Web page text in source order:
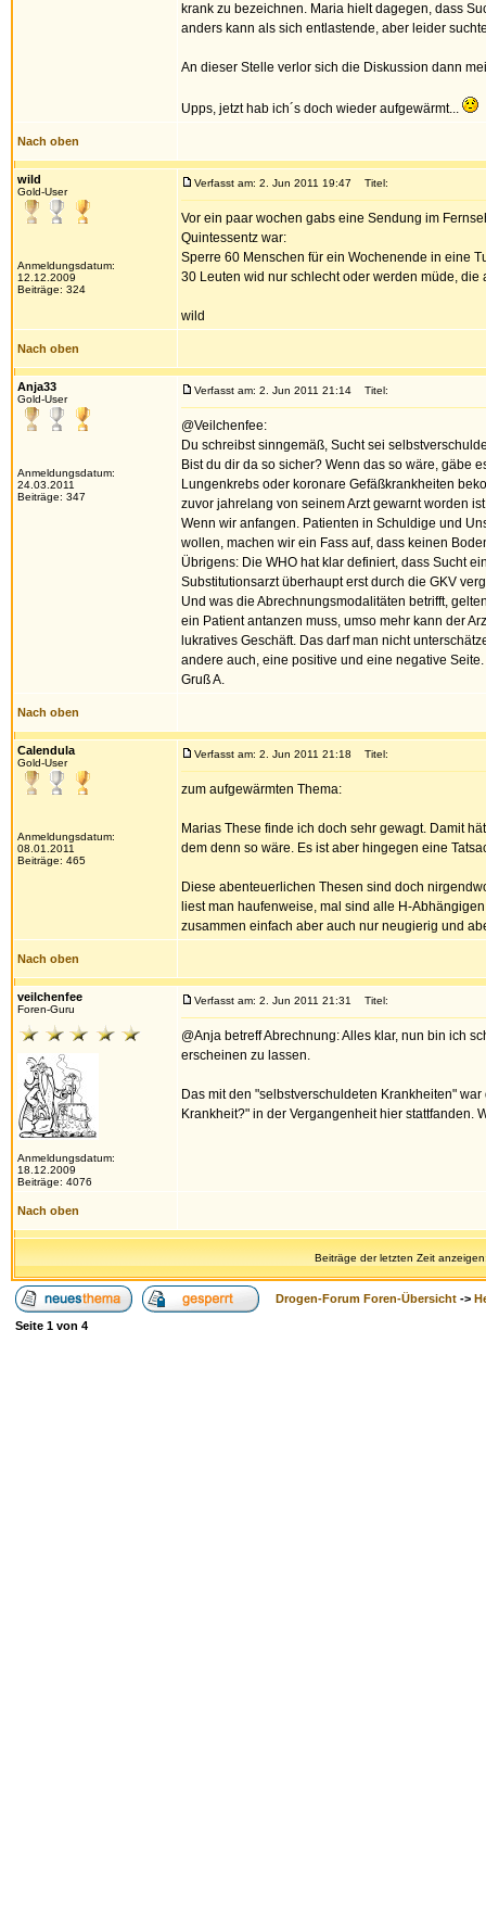
krank zu bezeichnen. Maria hielt dagegen, dass
anders kann als sich entlastende, aber leider
An dieser Stelle verlor sich die Diskussion dann
Upps, jetzt hab ich´s doch wieder aufgewärmt...
Nach oben
wild
Gold-User
Anmeldungsdatum:
12.12.2009
Beiträge: 324
Verfasst am: 2. Jun 2011 19:47 Titel:
Vor ein paar wochen gabs eine Sendung im
Quintessentz war:
Sperre 60 Menschen für ein Wochenende in eine
30 Leuten wid nur schlecht oder werden müde,
wild
Nach oben
Anja33
Gold-User
Anmeldungsdatum:
24.03.2011
Beiträge: 347
Verfasst am: 2. Jun 2011 21:14 Titel:
@Veilchenfee:
Du schreibst sinngemäß, Sucht sei
Bist du dir da so sicher? Wenn das so wäre, gäbe
Lungenkrebs oder koronare Gefäßkrankheiten
zuvor jahrelang von seinem Arzt gewarnt worden
Wenn wir anfangen. Patienten in Schuldige und
wollen, machen wir ein Fass auf, dass keinen
Übrigens: Die WHO hat klar definiert, dass Sucht
Substitutionsarzt überhaupt erst durch die GKV
Und was die Abrechnungsmodalitäten betrifft,
ein Patient antanzen muss, umso mehr kann der
lukratives Geschäft. Das darf man nicht
andere auch, eine positive und eine negative
Gruß A.
Nach oben
Calendula
Gold-User
Anmeldungsdatum:
08.01.2011
Beiträge: 465
Verfasst am: 2. Jun 2011 21:18 Titel:
zum aufgewärmten Thema:
Marias These finde ich doch sehr gewagt. Damit
dem denn so wäre. Es ist aber hingegen eine
Diese abenteuerlichen Thesen sind doch
liest man haufenweise, mal sind alle H-
zusammen einfach aber auch nur neugierig und
Nach oben
veilchenfee
Foren-Guru
Anmeldungsdatum:
18.12.2009
Beiträge: 4076
Verfasst am: 2. Jun 2011 21:31 Titel:
@Anja betreff Abrechnung: Alles klar, nun bin ich
erscheinen zu lassen.
Das mit den "selbstverschuldeten Krankheiten"
Krankheit?" in der Vergangenheit hier stattfanden.
Nach oben
Beiträge der letzten Zeit
Drogen-Forum Foren-Übersicht ->
Seite 1 von 4